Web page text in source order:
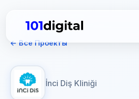
← Все Проекты
İnci Diş Kliniği